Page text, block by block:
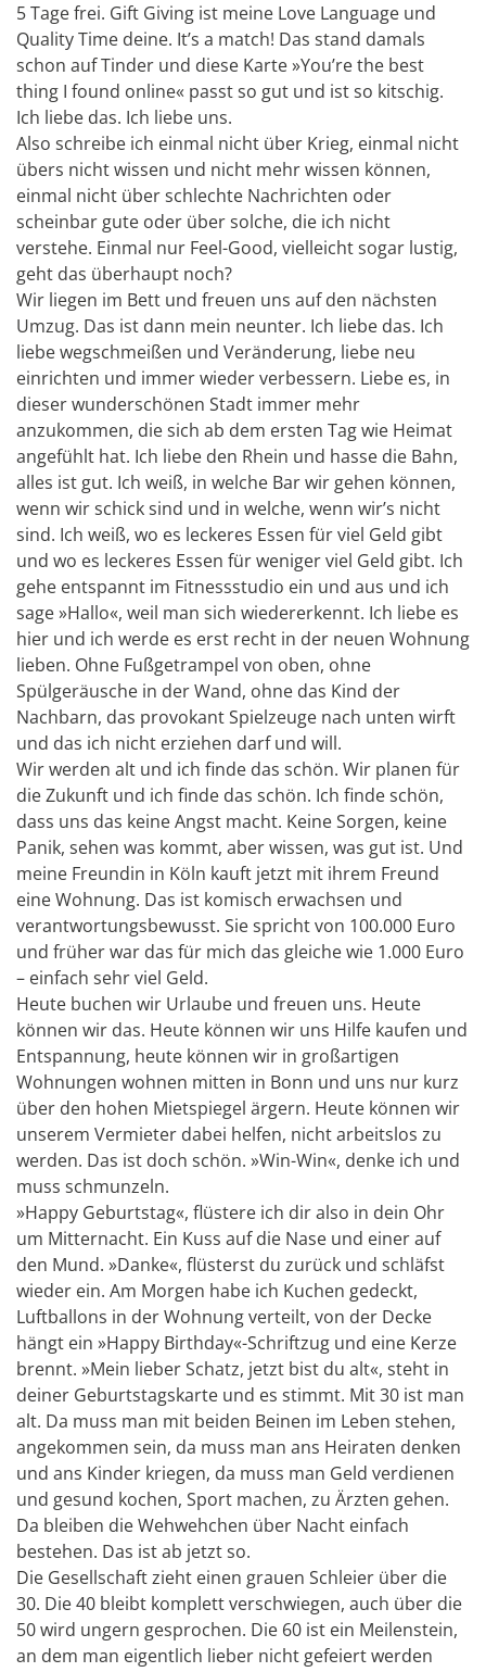
5 Tage frei. Gift Giving ist meine Love Language und
Quality Time deine. It’s a match! Das stand damals
schon auf Tinder und diese Karte »You’re the best
thing I found online« passt so gut und ist so kitschig.
Ich liebe das. Ich liebe uns.
Also schreibe ich einmal nicht über Krieg, einmal nicht
übers nicht wissen und nicht mehr wissen können,
einmal nicht über schlechte Nachrichten oder
scheinbar gute oder über solche, die ich nicht
verstehe. Einmal nur Feel-Good, vielleicht sogar lustig,
geht das überhaupt noch?
Wir liegen im Bett und freuen uns auf den nächsten
Umzug. Das ist dann mein neunter. Ich liebe das. Ich
liebe wegschmeißen und Veränderung, liebe neu
einrichten und immer wieder verbessern. Liebe es, in
dieser wunderschönen Stadt immer mehr
anzukommen, die sich ab dem ersten Tag wie Heimat
angefühlt hat. Ich liebe den Rhein und hasse die Bahn,
alles ist gut. Ich weiß, in welche Bar wir gehen können,
wenn wir schick sind und in welche, wenn wir’s nicht
sind. Ich weiß, wo es leckeres Essen für viel Geld gibt
und wo es leckeres Essen für weniger viel Geld gibt. Ich
gehe entspannt im Fitnessstudio ein und aus und ich
sage »Hallo«, weil man sich wiedererkennt. Ich liebe es
hier und ich werde es erst recht in der neuen Wohnung
lieben. Ohne Fußgetrampel von oben, ohne
Spülgeräusche in der Wand, ohne das Kind der
Nachbarn, das provokant Spielzeuge nach unten wirft
und das ich nicht erziehen darf und will.
Wir werden alt und ich finde das schön. Wir planen für
die Zukunft und ich finde das schön. Ich finde schön,
dass uns das keine Angst macht. Keine Sorgen, keine
Panik, sehen was kommt, aber wissen, was gut ist. Und
meine Freundin in Köln kauft jetzt mit ihrem Freund
eine Wohnung. Das ist komisch erwachsen und
verantwortungsbewusst. Sie spricht von 100.000 Euro
und früher war das für mich das gleiche wie 1.000 Euro
– einfach sehr viel Geld.
Heute buchen wir Urlaube und freuen uns. Heute
können wir das. Heute können wir uns Hilfe kaufen und
Entspannung, heute können wir in großartigen
Wohnungen wohnen mitten in Bonn und uns nur kurz
über den hohen Mietspiegel ärgern. Heute können wir
unserem Vermieter dabei helfen, nicht arbeitslos zu
werden. Das ist doch schön. »Win-Win«, denke ich und
muss schmunzeln.
»Happy Geburtstag«, flüstere ich dir also in dein Ohr
um Mitternacht. Ein Kuss auf die Nase und einer auf
den Mund. »Danke«, flüsterst du zurück und schläfst
wieder ein. Am Morgen habe ich Kuchen gedeckt,
Luftballons in der Wohnung verteilt, von der Decke
hängt ein »Happy Birthday«-Schriftzug und eine Kerze
brennt. »Mein lieber Schatz, jetzt bist du alt«, steht in
deiner Geburtstagskarte und es stimmt. Mit 30 ist man
alt. Da muss man mit beiden Beinen im Leben stehen,
angekommen sein, da muss man ans Heiraten denken
und ans Kinder kriegen, da muss man Geld verdienen
und gesund kochen, Sport machen, zu Ärzten gehen.
Da bleiben die Wehwehchen über Nacht einfach
bestehen. Das ist ab jetzt so.
Die Gesellschaft zieht einen grauen Schleier über die
30. Die 40 bleibt komplett verschwiegen, auch über die
50 wird ungern gesprochen. Die 60 ist ein Meilenstein,
an dem man eigentlich lieber nicht gefeiert werden